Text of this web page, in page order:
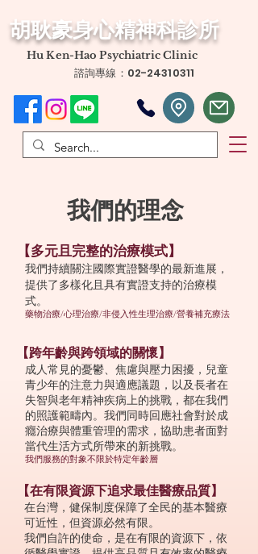
​胡耿豪身心精神科診所
​Hu Ken-Hao Psychiatric Clinic
諮詢專線：02-24310311
我們的理念
【多元且完整的治療模式】
我們持續關注國際實證醫學的最新進展，
提供了多樣化且具有實證支持的治療模
式。
藥物治療/心理治療/非侵入性生理治療/營養補充療法
【跨年齡與跨領域的關懷】
成人常見的憂鬱、焦慮與壓力困擾，兒童
青少年的注意力與適應議題，以及長者在
失智與老年精神疾病上的挑戰，都在我們
的照護範疇內。我們同時回應社會對於成
癮治療與體重管理的需求，協助患者面對
當代生活方式所帶來的新挑戰。
我們服務的對象不限於特定年齡層
【在有限資源下追求最佳醫療品質】
在台灣，健保制度保障了全民的基本醫療
可近性，但資源必然有限。
我們自許的使命，是在有限的資源下，依